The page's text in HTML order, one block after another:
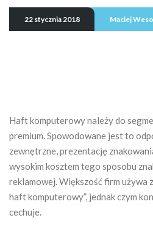
22 stycznia 2018 Maciej
Haft komputerowy należy do
premium. Spowodowane jest to
zewnętrzne, prezentację
wysokim kosztem tego sposobu
reklamowej. Większość firm używa
haft komputerowy”, jednak czym
cechuje.